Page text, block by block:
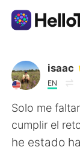
언어 교환
AI
한국어
isaac
EN
Solo me
cumplir el
he estado